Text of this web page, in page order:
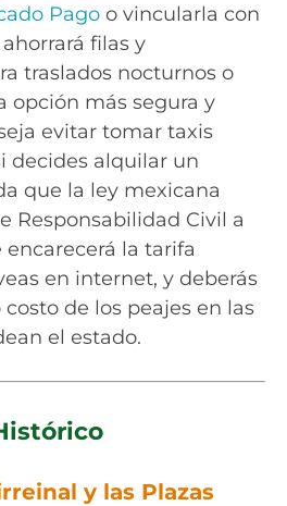
Pago o vincularla con
filas y
traslados nocturnos o
opción más segura y
evitar tomar taxis
decides alquilar un
que la ley mexicana
Responsabilidad Civil a
encarecerá la tarifa
en internet, y deberás
de los peajes en las
el estado.
y las Plazas